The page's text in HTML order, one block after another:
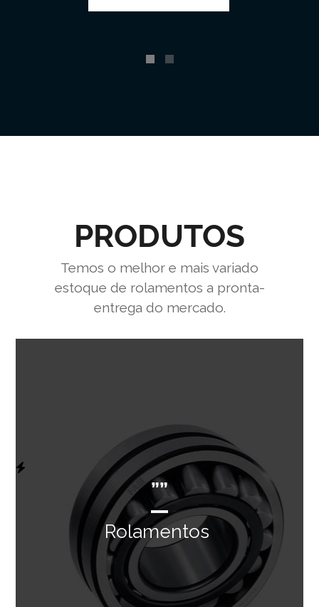
PRODUTOS
Temos o melhor e mais variado
estoque de rolamentos a pronta-
entrega do mercado.
””
Rolamentos